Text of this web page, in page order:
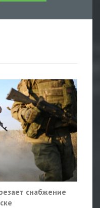
снабжение